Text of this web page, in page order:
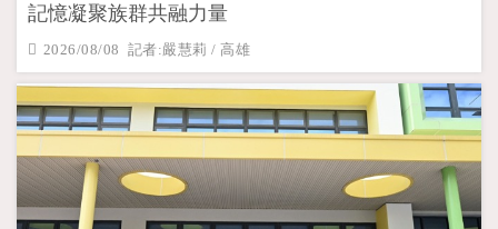
記憶凝聚族群共融力量
2026/08/08 記者:嚴慧莉 / 高雄